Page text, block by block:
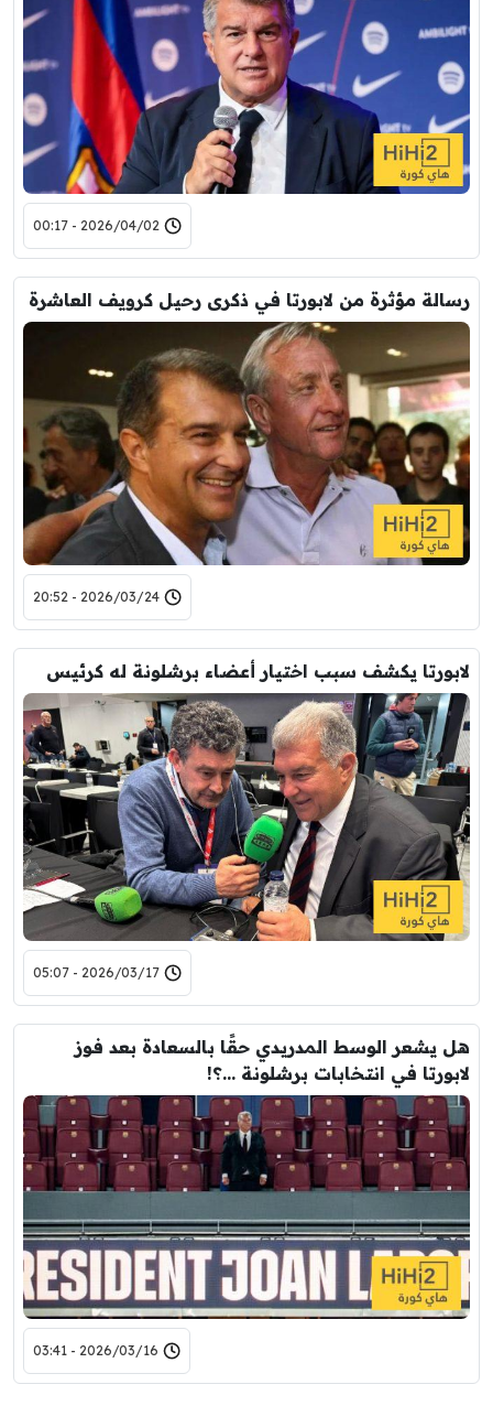
2026/04/02 - 00:17
رسالة مؤثرة من لابورتا في ذكرى رحيل كرويف العاشرة
2026/03/24 - 20:52
لابورتا يكشف سبب اختيار أعضاء برشلونة له كرئيس
2026/03/17 - 05:07
هل يشعر الوسط المدريدي حقًا بالسعادة بعد فوز
لابورتا في انتخابات برشلونة …؟!
2026/03/16 - 03:41